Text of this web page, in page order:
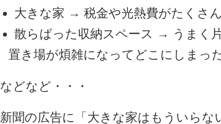
大きな家 → 税金や光熱費がたくさ
散らばった収納スペース → うまく
置き場が煩雑になってどこにしまっ
などなど・・・
新聞の広告に「大きな家はもういらな